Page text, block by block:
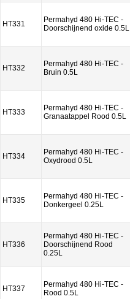
HT331
Permahyd 480 Hi-TEC -
Doorschijnend oxide 0.5L
HT332
Permahyd 480 Hi-TEC -
Bruin 0.5L
HT333
Permahyd 480 Hi-TEC -
Granaatappel Rood 0.5L
HT334
Permahyd 480 Hi-TEC -
Oxydrood 0.5L
HT335
Permahyd 480 Hi-TEC -
Donkergeel 0.25L
HT336
Permahyd 480 Hi-TEC -
Doorschijnend Rood
0.25L
HT337
Permahyd 480 Hi-TEC -
Rood 0.5L